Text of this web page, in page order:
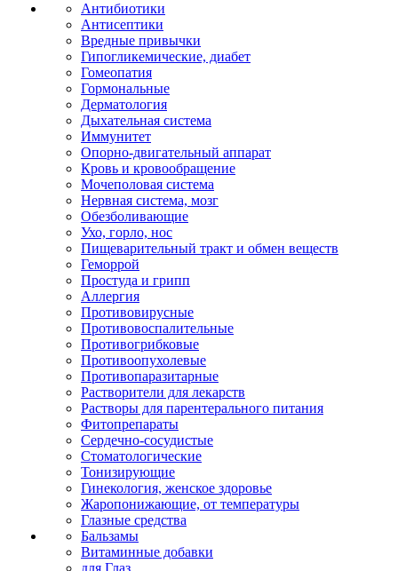
Антибиотики
Антисептики
Вредные привычки
Гипогликемические, диабет
Гомеопатия
Гормональные
Дерматология
Дыхательная система
Иммунитет
Опорно-двигательный аппарат
Кровь и кровообращение
Мочеполовая система
Нервная система, мозг
Обезболивающие
Ухо, горло, нос
Пищеварительный тракт и обмен веществ
Геморрой
Простуда и грипп
Аллергия
Противовирусные
Противовоспалительные
Противогрибковые
Противоопухолевые
Противопаразитарные
Растворители для лекарств
Растворы для парентерального питания
Фитопрепараты
Сердечно-сосудистые
Стоматологические
Тонизирующие
Гинекология, женское здоровье
Жаропонижающие, от температуры
Глазные средства
Бальзамы
Витаминные добавки
для Глаз